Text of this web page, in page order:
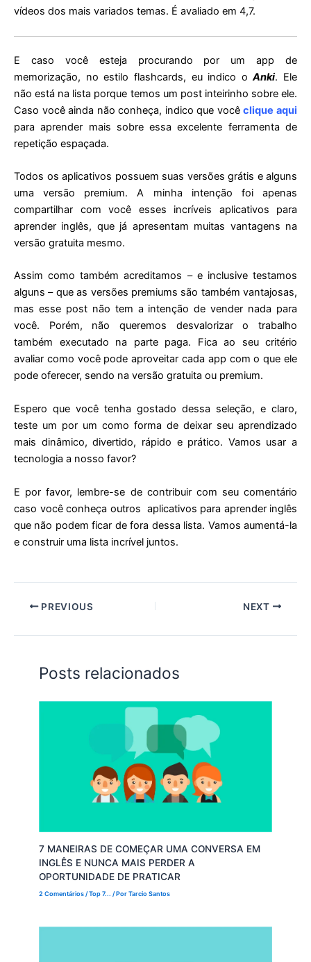
vídeos dos mais variados temas. É avaliado em 4,7.
E caso você esteja procurando por um app de
memorização, no estilo flashcards, eu indico oAnki. Ele
não está na lista porque temos um post inteirinho sobre ele.
Caso você ainda não conheça, indico que vocêclique aqui
para aprender mais sobre essa excelente ferramenta de
repetição espaçada.
Todos os aplicativos possuem suas versões grátis e alguns
uma versão premium. A minha intenção foi apenas
compartilhar com você esses incríveis aplicativos para
aprender inglês, que já apresentam muitas vantagens na
versão gratuita mesmo.
Assim como também acreditamos – e inclusive testamos
alguns – que as versões premiums são também vantajosas,
mas esse post não tem a intenção de vender nada para
você. Porém, não queremos desvalorizar o trabalho
também executado na parte paga. Fica ao seu critério
avaliar como você pode aproveitar cada app com o que ele
pode oferecer, sendo na versão gratuita ou premium.
Espero que você tenha gostado dessa seleção, e claro,
teste um por um como forma de deixar seu aprendizado
mais dinâmico, divertido, rápido e prático. Vamos usar a
tecnologia a nosso favor?
E por favor, lembre-se de contribuir com seu comentário
caso você conheça outros aplicativos para aprender inglês
que não podem ficar de fora dessa lista. Vamos aumentá-la
e construir uma lista incrível juntos.
PREVIOUS NEXT
Posts relacionados
7 MANEIRAS DE COMEÇAR UMA CONVERSA EM
INGLÊS E NUNCA MAIS PERDER A
OPORTUNIDADE DE PRATICAR
2 Comentários /Top 7... / PorTarcio Santos